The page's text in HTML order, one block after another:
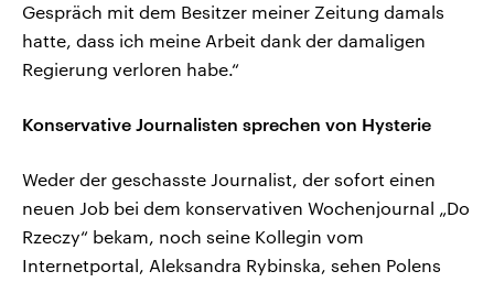
Gespräch mit dem Besitzer meiner Zeitung damals
hatte, dass ich meine Arbeit dank der damaligen
Regierung verloren habe.“
Konservative Journalisten sprechen von Hysterie
Weder der geschasste Journalist, der sofort einen
neuen Job bei dem konservativen Wochenjournal „Do
Rzeczy“ bekam, noch seine Kollegin vom
Internetportal, Aleksandra Rybinska, sehen Polens